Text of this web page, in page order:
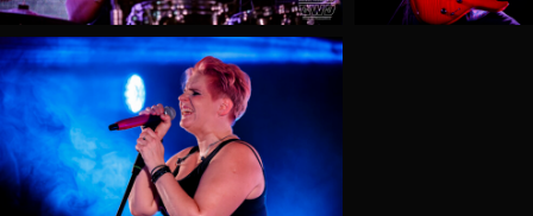
5758
2022-
09-
24-
Burnt-
Umber-
5784